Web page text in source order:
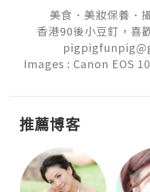
美食．美妝保養．
香港90後小豆釘，喜
Images : Canon EOS
推薦博客